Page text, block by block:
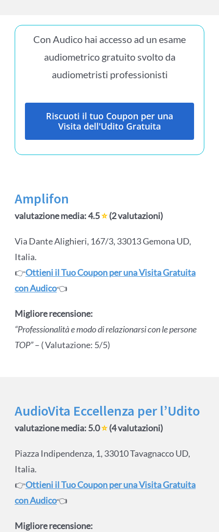
Con Audico hai accesso ad un esame
audiometrico gratuito svolto da
audiometristi professionisti
Riscuoti il tuo Coupon per una
Visita dell'Udito Gratuita
Amplifon
valutazione media: 4.5⭐(2 valutazioni)
Via Dante Alighieri, 167/3, 33013 Gemona UD,
Italia.
👉Ottieni il Tuo Coupon per una Visita Gratuita
con Audico👈
Migliore recensione:
“Professionalità e modo di relazionarsi con le persone
TOP”– ( Valutazione: 5/5)
AudioVita Eccellenza per l’Udito
valutazione media: 5.0⭐(4 valutazioni)
Piazza Indipendenza, 1, 33010 Tavagnacco UD,
Italia.
👉Ottieni il Tuo Coupon per una Visita Gratuita
con Audico👈
Migliore recensione: